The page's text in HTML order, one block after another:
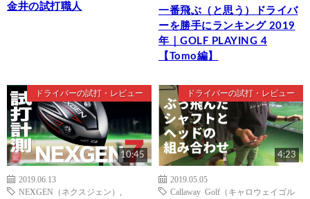
金井の試打職人
一番飛ぶ（と思う）ドライバ
ーを勝手にランキング 2019
年｜GOLF PLAYING 4
【Tomo編】
ドライバーの試打・レビュー
10:45
2019.06.13
NEXGEN（ネクスジェン）
ドライバーの試打・レビュー
4:23
2019.05.05
Callaway Golf（キャロウェイゴル